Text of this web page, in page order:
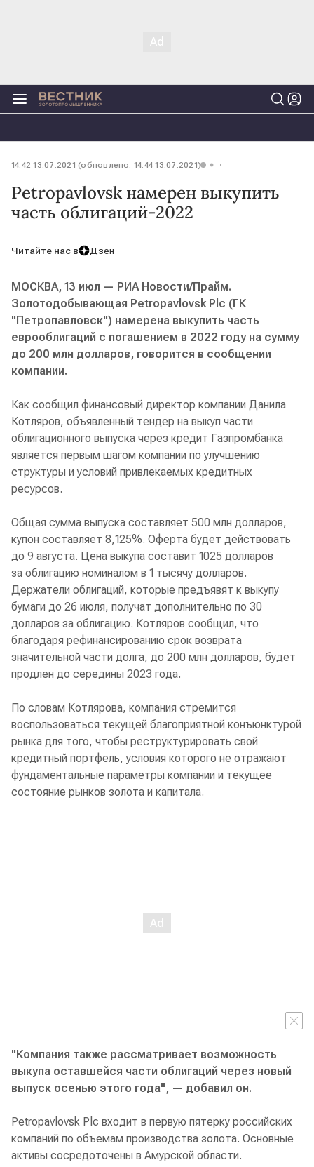
14:42 13.07.2021 (обновлено: 14:44 13.07.2021)
Petropavlovsk намерен выкупить
часть облигаций-2022
Читайте нас в Дзен
МОСКВА, 13 июл — РИА Новости/Прайм.
Золотодобывающая Petropavlovsk Plc (ГК
"Петропавловск") намерена выкупить часть
еврооблигаций с погашением в 2022 году на сумму
до 200 млн долларов, говорится в сообщении
компании.
Как сообщил финансовый директор компании Данила
Котляров, объявленный тендер на выкуп части
облигационного выпуска через кредит Газпромбанка
является первым шагом компании по улучшению
структуры и условий привлекаемых кредитных
ресурсов.
Общая сумма выпуска составляет 500 млн долларов,
купон составляет 8,125%. Оферта будет действовать
до 9 августа. Цена выкупа составит 1025 долларов
за облигацию номиналом в 1 тысячу долларов.
Держатели облигаций, которые предъявят к выкупу
бумаги до 26 июля, получат дополнительно по 30
долларов за облигацию. Котляров сообщил, что
благодаря рефинансированию срок возврата
значительной части долга, до 200 млн долларов, будет
продлен до середины 2023 года.
По словам Котлярова, компания стремится
воспользоваться текущей благоприятной конъюнктурой
рынка для того, чтобы реструктурировать свой
кредитный портфель, условия которого не отражают
фундаментальные параметры компании и текущее
состояние рынков золота и капитала.
"Компания также рассматривает возможность
выкупа оставшейся части облигаций через новый
выпуск осенью этого года", — добавил он.
Petropavlovsk Plc входит в первую пятерку российских
компаний по объемам производства золота. Основные
активы сосредоточены в Амурской области.